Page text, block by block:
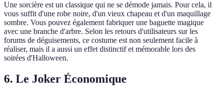
Une sorcière est un classique qui ne se démode jamais. Pour cela, il
vous suffit d'une robe noire, d'un vieux chapeau et d'un maquillage
sombre. Vous pouvez également fabriquer une baguette magique
avec une branche d'arbre. Selon les retours d'utilisateurs sur les
forums de déguisements, ce costume est non seulement facile à
réaliser, mais il a aussi un effet distinctif et mémorable lors des
soirées d'Halloween.
6. Le Joker Économique